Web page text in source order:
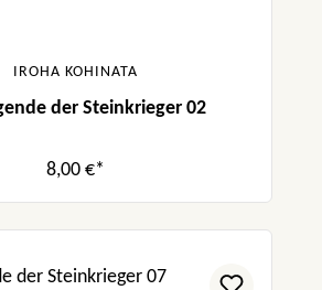
IROHA KOHINATA
der Steinkrieger 02
8,00 €*